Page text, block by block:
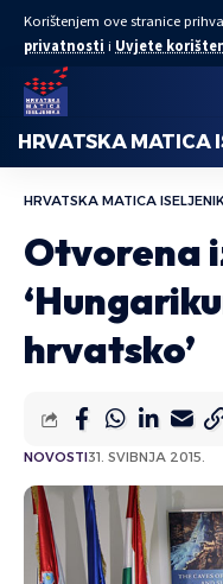
Korištenjem ove stranice
privatnosti i Uvjete
HRVATSKA MATICA
HRVATSKA MATICA
Otvorena
hrvatsko’
NOVOSTI31. SVIBNJA 2015.